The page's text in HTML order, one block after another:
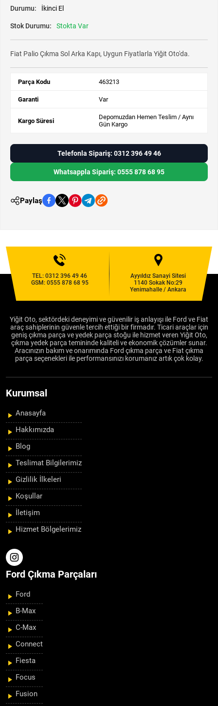
Durumu: İkinci El
Stok Durumu: Stokta Var
Fiat Palio Çıkma Sol Arka Kapı, Uygun Fiyatlarla Yiğit Oto'da.
Parça Kodu 463213
Garanti Var
Kargo Süresi
Depomuzdan Hemen Teslim / Aynı
Gün Kargo
Telefonla Sipariş: 0312 396 49 46
Whatsappla Sipariş: 0555 878 68 95
Paylaş
TEL:0312 396 49 46
GSM: 0555 878 68 95
Ayyıldız Sanayi Sitesi
1140 Sokak No:29
Yenimahalle / Ankara
Yiğit Oto, sektördeki deneyimi ve güvenilir iş anlayışı ile Ford ve Fiat
araç sahiplerinin güvenle tercih ettiği bir firmadır. Ticari araçlar için
geniş çıkma parça ve yedek parça stoğu ile hizmet veren Yiğit Oto,
çıkma yedek parça temininde kaliteli ve ekonomik çözümler sunar.
Aracınızın bakım ve onarımında Ford çıkma parça ve Fiat çıkma
parça seçenekleri ile performansınızı korumanız artık çok kolay.
Kurumsal
Anasayfa
Hakkımızda
Blog
Teslimat Bilgilerimiz
Gizlilik İlkeleri
Koşullar
İletişim
Hizmet Bölgelerimiz
Ford Çıkma Parçaları
Ford
B-Max
C-Max
Connect
Fiesta
Focus
Fusion